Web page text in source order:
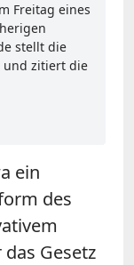
Freitag eines
stellt die
und zitiert die
ein
des
Gesetz